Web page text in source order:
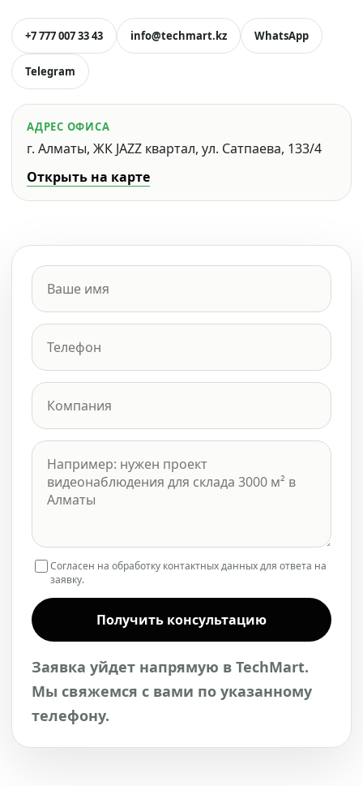
+7 777 007 33 43 info@techmart.kz WhatsApp
Telegram
АДРЕС ОФИСА
г. Алматы, ЖК JAZZ квартал, ул. Сатпаева, 133/4
Открыть на карте
Согласен на обработку контактных данных для ответа на
заявку.
Получить консультацию
Заявка уйдет напрямую в TechMart.
Мы свяжемся с вами по указанному
телефону.